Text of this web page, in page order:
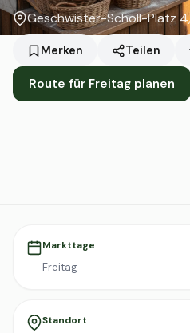
Geschwister-Scholl-Platz
Merken Teilen
Route für Freitag planen
Markttage
Freitag
Standort